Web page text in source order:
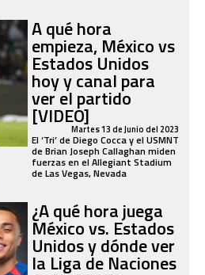
A qué hora
empieza, México vs
Estados Unidos
hoy y canal para
ver el partido
[VIDEO]Martes 13 de Junio del 2023
El ‘Tri’ de Diego Cocca y el USMNT
de Brian Joseph Callaghan miden
fuerzas en el Allegiant Stadium
de Las Vegas, Nevada
¿A qué hora juega
México vs. Estados
Unidos y dónde ver
la Liga de Naciones